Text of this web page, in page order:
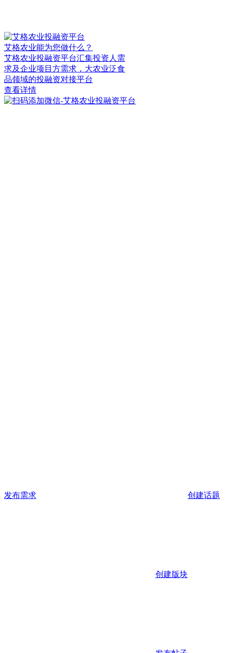
艾格农业能为您做什么？
艾格农业投融资平台汇集投资人需
求及企业项目方需求，大农业泛食
品领域的投融资对接平台
查看详情
发布需求 创建话题
创建版块